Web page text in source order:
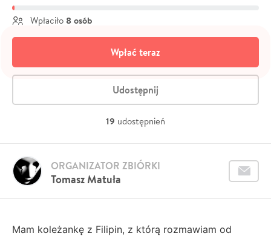
Wpłaciło 8 osób
Wpłać teraz
Udostępnij
19 udostępnień
Tomasz Matuła
ORGANIZATOR ZBIÓRKI
Mam koleżankę z Filipin, z którą rozmawiam od